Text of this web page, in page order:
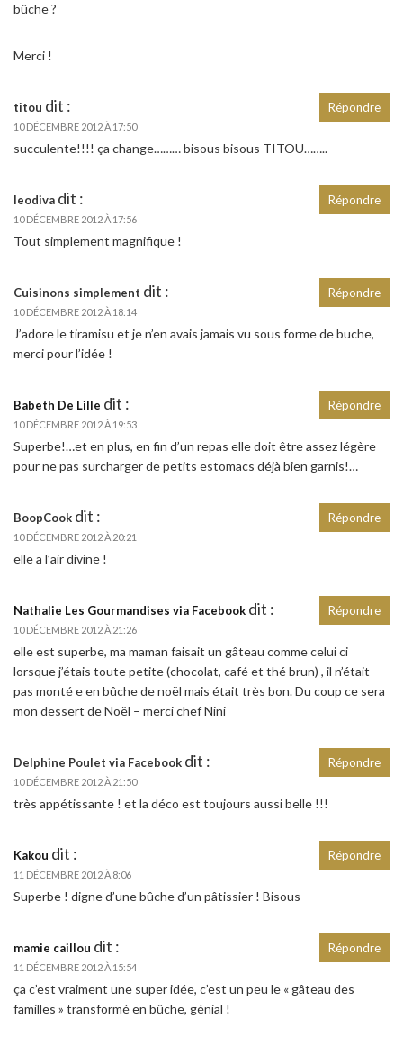
bûche ?
Merci !
titou dit :
10 DÉCEMBRE 2012 À 17:50
succulente!!!! ça change……… bisous bisous TITOU……..
Répondre
leodiva dit :
10 DÉCEMBRE 2012 À 17:56
Tout simplement magnifique !
Répondre
Cuisinons simplement dit :
10 DÉCEMBRE 2012 À 18:14
J’adore le tiramisu et je n’en avais jamais vu sous forme de buche,
merci pour l’idée !
Répondre
Babeth De Lille dit :
10 DÉCEMBRE 2012 À 19:53
Superbe!…et en plus, en fin d’un repas elle doit être assez légère
pour ne pas surcharger de petits estomacs déjà bien garnis!…
Répondre
BoopCook dit :
10 DÉCEMBRE 2012 À 20:21
elle a l’air divine !
Répondre
Nathalie Les Gourmandises via Facebook dit :
10 DÉCEMBRE 2012 À 21:26
elle est superbe, ma maman faisait un gâteau comme celui ci
lorsque j’étais toute petite (chocolat, café et thé brun) , il n’était
pas monté e en bûche de noël mais était très bon. Du coup ce sera
mon dessert de Noël – merci chef Nini
Répondre
Delphine Poulet via Facebook dit :
10 DÉCEMBRE 2012 À 21:50
très appétissante ! et la déco est toujours aussi belle !!!
Répondre
Kakou dit :
11 DÉCEMBRE 2012 À 8:06
Superbe ! digne d’une bûche d’un pâtissier ! Bisous
Répondre
mamie caillou dit :
11 DÉCEMBRE 2012 À 15:54
ça c’est vraiment une super idée, c’est un peu le « gâteau des
familles » transformé en bûche, génial !
Répondre